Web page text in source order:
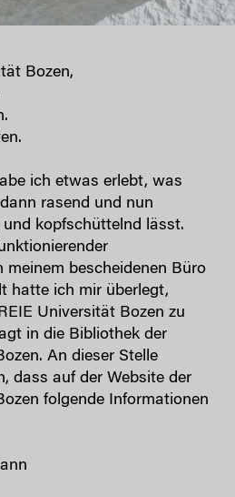
Bozen,
ich etwas erlebt, was
rasend und nun
kopfschüttelnd lässt.
meinem bescheidenen Büro
hatte ich mir überlegt,
Universität Bozen zu
in die Bibliothek der
An dieser Stelle
dass auf der Website der
folgende Informationen